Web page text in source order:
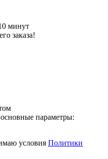
минут
заказа!
параметры:
условия Политики